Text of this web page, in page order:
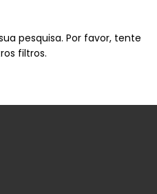
pesquisa. Por favor, tente
filtros.